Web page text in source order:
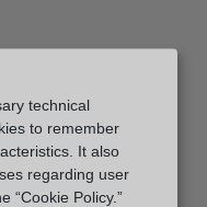
technical
to remember
It also
regarding user
“Cookie Policy.”